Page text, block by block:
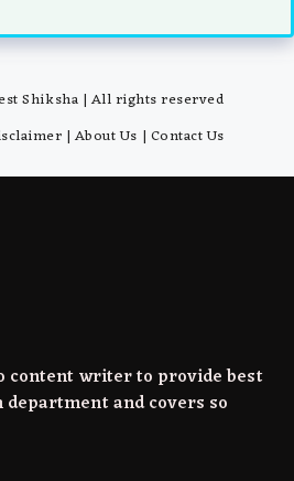
Shiksha | All rights reserved
| About Us | Contact Us
content writer to provide best
department and covers so